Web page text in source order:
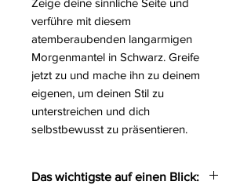
Zeige deine sinnliche Seite und
verführe mit diesem
atemberaubenden langarmigen
Morgenmantel in Schwarz. Greife
jetzt zu und mache ihn zu deinem
eigenen, um deinen Stil zu
unterstreichen und dich
selbstbewusst zu präsentieren.
Das wichtigste auf einen Blick: